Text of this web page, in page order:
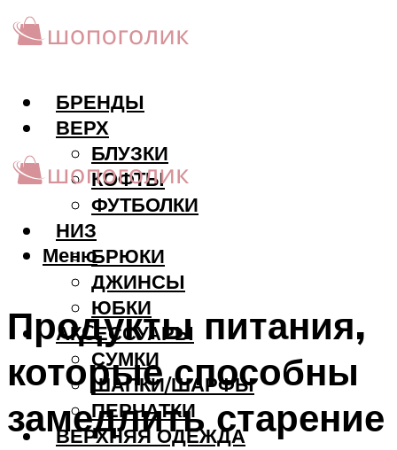
БРЕНДЫ
ВЕРХ
БЛУЗКИ
КОФТЫ
ФУТБОЛКИ
НИЗ
БРЮКИ
ДЖИНСЫ
ЮБКИ
АКCЕССУАРЫ
СУМКИ
ШАПКИ/ШАРФЫ
ПЕРЧАТКИ
ВЕРХНЯЯ ОДЕЖДА
Меню
Продукты питания,
которые способны
замедлить старение